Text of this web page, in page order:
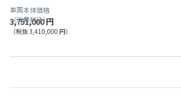
車両本体価格
（消費税込）
3,751,000 円
（税抜 3,410,000 円）